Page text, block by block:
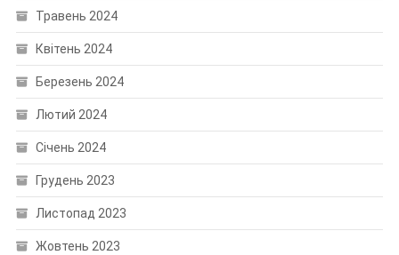
Травень 2024
Квітень 2024
Березень 2024
Лютий 2024
Січень 2024
Грудень 2023
Листопад 2023
Жовтень 2023